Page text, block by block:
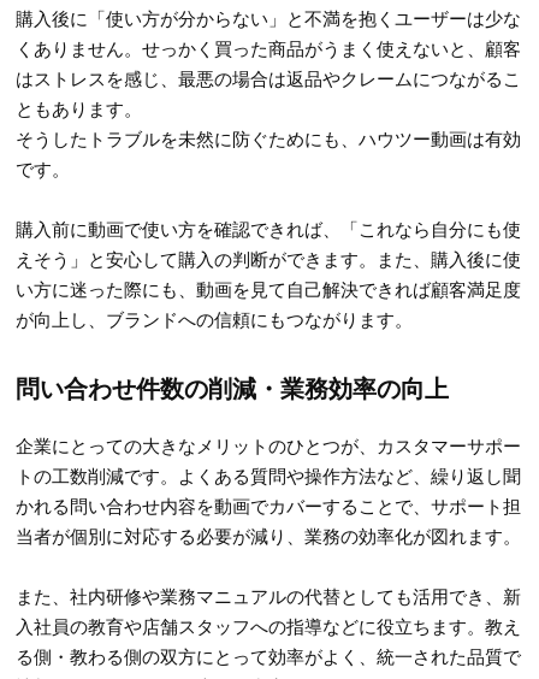
購入後に「使い方が分からない」と不満を抱くユーザーは少な
くありません。せっかく買った商品がうまく使えないと、顧客
はストレスを感じ、最悪の場合は返品やクレームにつながるこ
ともあります。
そうしたトラブルを未然に防ぐためにも、ハウツー動画は有効
です。
購入前に動画で使い方を確認できれば、「これなら自分にも使
えそう」と安心して購入の判断ができます。また、購入後に使
い方に迷った際にも、動画を見て自己解決できれば顧客満足度
が向上し、ブランドへの信頼にもつながります。
問い合わせ件数の削減・業務効率の向上
企業にとっての大きなメリットのひとつが、カスタマーサポー
トの工数削減です。よくある質問や操作方法など、繰り返し聞
かれる問い合わせ内容を動画でカバーすることで、サポート担
当者が個別に対応する必要が減り、業務の効率化が図れます。
また、社内研修や業務マニュアルの代替としても活用でき、新
入社員の教育や店舗スタッフへの指導などに役立ちます。教え
る側・教わる側の双方にとって効率がよく、統一された品質で